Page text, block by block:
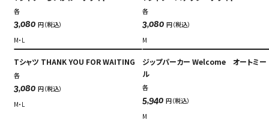
各
3,080 円（税込）
M・L
各
3,080 円（税込）
M
Tシャツ THANK YOU FOR WAITING
各
3,080 円（税込）
M・L
ジップパーカー Welcome オートミー
ル
各
5,940 円（税込）
M